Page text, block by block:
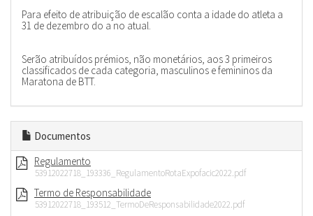
Para efeito de atribuição de escalão conta a idade do atleta a
31 de dezembro do a no atual.
Serão atribuídos prémios, não monetários, aos 3 primeiros
classificados de cada categoria, masculinos e femininos da
Maratona de BTT.
Documentos
Regulamento
53912022718_193336_RegulamentoRotaExpofacic2022.pdf
Termo de Responsabilidade
53912022718_193512_TermoDeResponsabilidade2022.pdf